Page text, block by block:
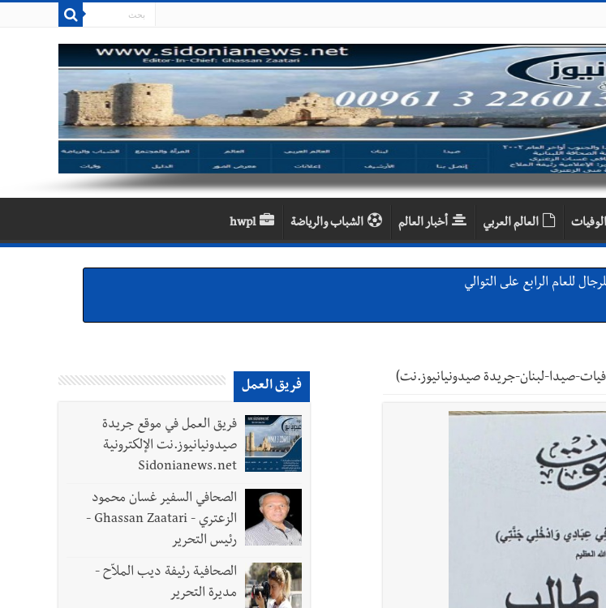
الوفيات العالم العربي أخبار العالم الشباب والرياضة hwpl
للعام الرابع على التوالي
البحرية وشباك الصيد المهملة
قراءات ومستجدات ومواقف في لبنان والمنطقة - الجمعة 7-8-2026: مفاوضات متعثّرة في روما؟ | عون: علينا الاستمرار بمسار التفاوض؟ واشنطن لتل أبيب: الحزب لم يخرق؟ |
فريق العمل
فريق العمل في موقع جريدة
صيدونيانيوز.نت الإلكترونية
Sidonianews.net
الصحافي السفير غسان محمود
الزعتري - Ghassan Zaatari -
رئيس التحرير
الصحافية رئيفة ديب الملاّح -
مديرة التحرير